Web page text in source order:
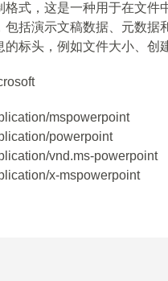
格式，这是一种用于在文件
包括演示文稿数据、元数据
的标头，例如文件大小、创
mspowerpoint
powerpoint
vnd.ms-powerpoint
x-mspowerpoint